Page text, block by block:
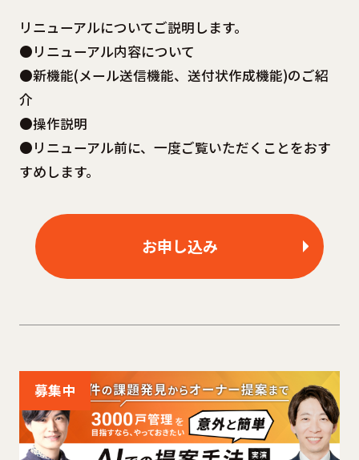
リニューアルについてご説明します。
●リニューアル内容について
●新機能(メール送信機能、送付状作成機能)のご紹
介
●操作説明
●リニューアル前に、一度ご覧いただくことをおす
すめします。
お申し込み
募集中